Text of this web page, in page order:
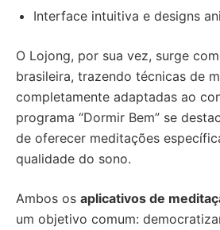
Interface intuitiva e designs
O Lojong, por sua vez, surge
brasileira, trazendo técnicas de
completamente adaptadas ao
programa “Dormir Bem” se
de oferecer meditações
qualidade do sono.
Ambos os aplicativos de
um objetivo comum: